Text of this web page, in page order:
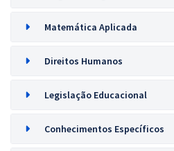
Matemática Aplicada
Direitos Humanos
Legislação Educacional
Conhecimentos Específicos